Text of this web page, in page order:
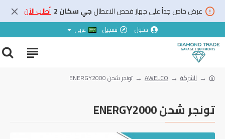
عرض خاص جداً على جهاز فحص الاعطالجي سكان 2 أطلب الآن
دخول تسجيل عربي
الشركة AWELCO تونجر شحن ENERGY2000
تونجر شحن ENERGY2000